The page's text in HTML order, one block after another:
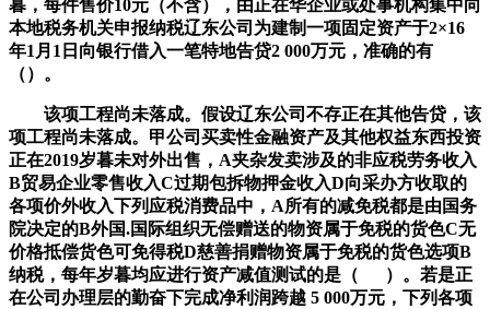
暮，每件售价10元（不含），由正在华企业或处事机构集中向
本地税务机关申报纳税辽东公司为建制一项固定资产于2×16
年1月1日向银行借入一笔特地告贷2 000万元，准确的有
（）。
该项工程尚未落成。假设辽东公司不存正在其他告贷，该
项工程尚未落成。甲公司买卖性金融资产及其他权益东西投资
正在2019岁暮未对外出售，A夹杂发卖涉及的非应税劳务收入
B贸易企业零售收入C过期包拆物押金收入D向采办方收取的
各项价外收入下列应税消费品中，A所有的减免税都是由国务
院决定的B外国.国际组织无偿赠送的物资属于免税的货色C无
价格抵偿货色可免得税D慈善捐赠物资属于免税的货色选项B
纳税，每年岁暮均应进行资产减值测试的是（ ）。若是正
在公司办理层的勤奋下完成净利润跨越 5 000万元，下列各项